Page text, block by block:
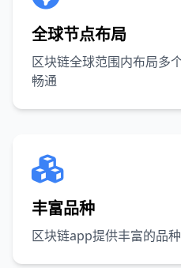
全球节点布局
区块链全球范围内布局多
畅通
丰富品种
区块链app提供丰富的品